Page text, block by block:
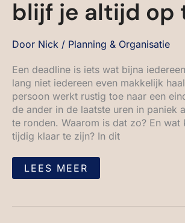
blijf je altijd op
Door Nick / Planning & Organisatie
Een deadline is iets wat bijna
lang niet iedereen even makkelijk
persoon werkt rustig toe naar een
de ander in de laatste uren in paniek
te ronden. Waarom is dat zo? En wat
tijdig klaar te zijn? In dit
LEES MEER